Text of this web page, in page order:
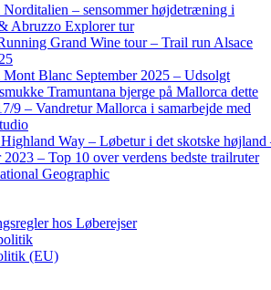
– sensommer højdetræning i
Abruzzo Explorer tur
Grand Wine tour – Trail run Alsace
Blanc September 2025 – Udsolgt
Tramuntana bjerge på Mallorca dette
9 – Vandretur Mallorca i samarbejde med
Way – Løbetur i det skotske højland
2023 – Top 10 over verdens bedste trailruter
Geographic
hos Løberejser
(EU)